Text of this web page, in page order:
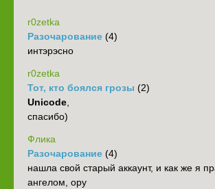
r0zetka
Разочарование (4)
интэрэсно
r0zetka
Тот, кто боялся грозы (2)
Unicode
спасибо)
Флика
Разочарование (4)
нашла свой старый аккаунт, и как же я
ангелом, ору